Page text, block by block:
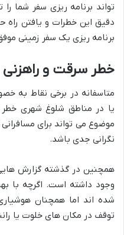
تواند برنامه ریزی سفر شما
دقیق این خطرات و یافتن راه
برنامه ریزی یک سفر زمینی
خطر سرقت و راهزنی
متاسفانه در برخی نقاط به
یا در مناطق شلوغ شهری
موضوع می تواند برای
نگرانی جدی باشد.
همچنین در گذشته گزارش
وجود داشته است. اگرچه با
شده اند اما همچنان
توقف در مکان های خلوت یا